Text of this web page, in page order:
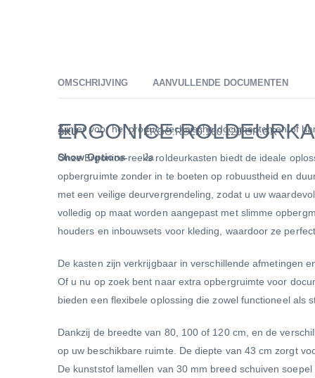
OMSCHRIJVING
ERGONICE
Onze Ergonice-reeks roldeurkasten biedt de ideale
opbergruimte zonder in te boeten op robuustheid en
met een veilige deurvergrendeling, zodat u uw
volledig op maat worden aangepast met slimme
houders en inbouwsets voor kleding, waardoor ze
De kasten zijn verkrijgbaar in verschillende afmetingen
Of u nu op zoek bent naar extra opbergruimte voor
bieden een flexibele oplossing die zowel functioneel als
Dankzij de breedte van 80, 100 of 120 cm, en de
op uw beschikbare ruimte. De diepte van 43 cm zorgt
De kunststof lamellen van 30 mm breed schuiven
Meer
SKU ERGO.ROLD.160.120.GR.GR
Show Options Ja
AANVULLENDE DOCUMENTEN
Zijn er voor het product technische documenten en/of